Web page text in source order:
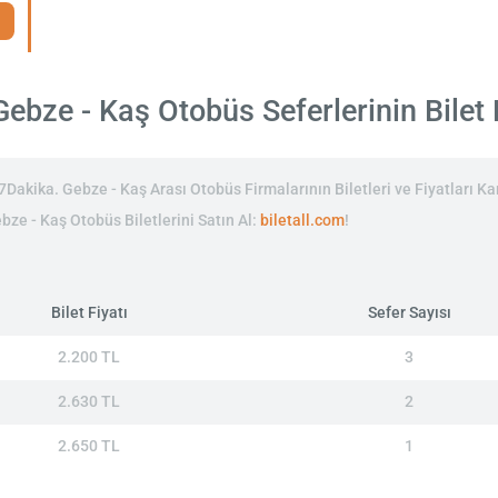
- Kaş Otobüs Seferlerinin Bilet
Gebze - Kaş Arası Otobüs Firmalarının Biletleri ve Fiyatları
- Kaş Otobüs Biletlerini Satın Al: biletall.com!
Bilet Fiyatı Sefer Sayısı
2.200 TL 3
2.630 TL 2
2.650 TL 1